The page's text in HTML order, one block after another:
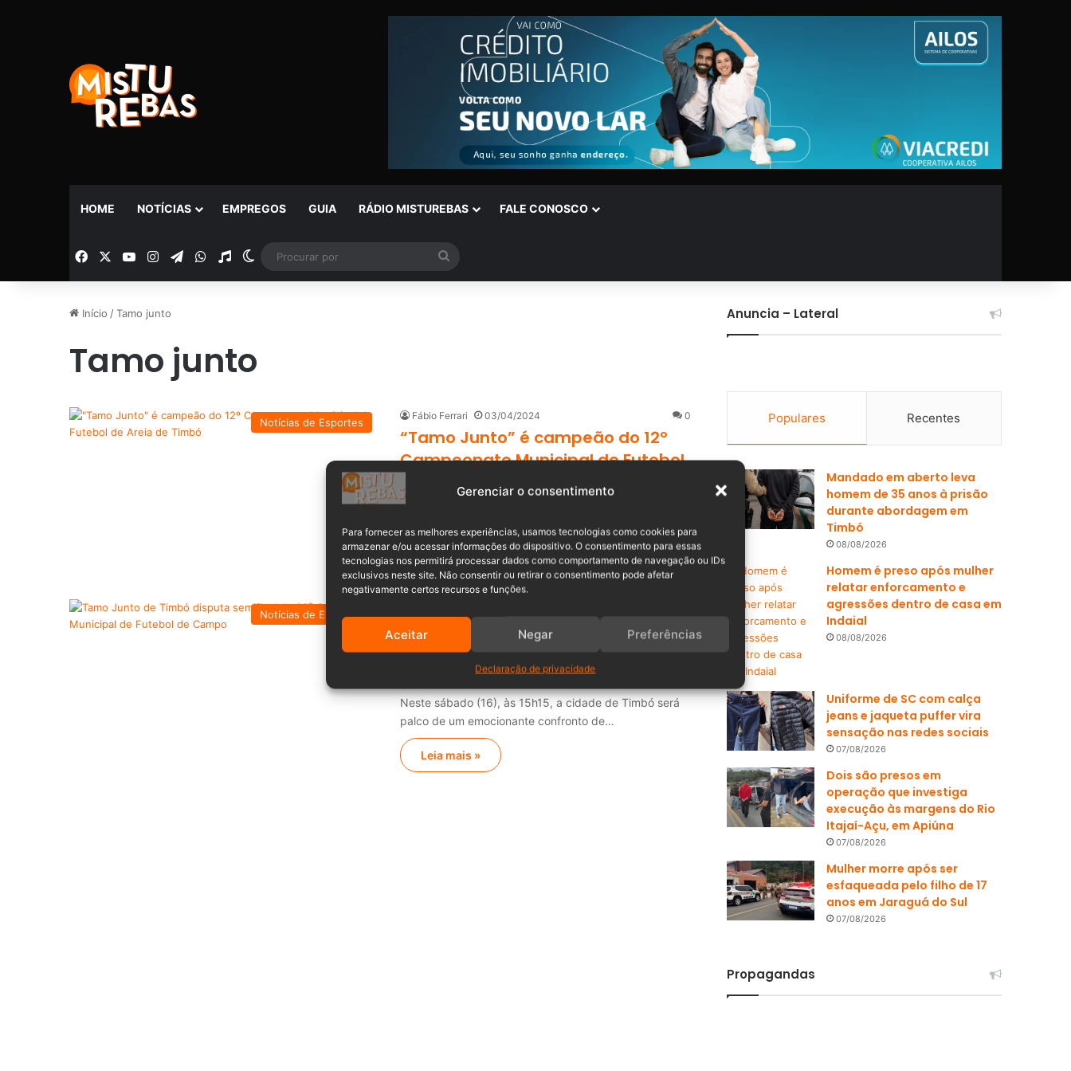
Gerenciar o consentimento
Para fornecer as melhores experiências, usamos tecnologias como cookies para
armazenar e/ou acessar informações do dispositivo. O consentimento para essas
tecnologias nos permitirá processar dados como comportamento de navegação ou IDs
exclusivos neste site. Não consentir ou retirar o consentimento pode afetar
negativamente certos recursos e funções.
Aceitar Negar Preferências
Declaração de privacidade
HOME NOTÍCIAS EMPREGOS GUIA RÁDIO MISTUREBAS FALE CONOSCO
Facebook YouTubeInstagramTelegramWhatsApp
Rádio Switch skin
por
Início /Tamo junto
Tamo junto
Notícias de Esportes
Fábio Ferrari 03/04/2024 0
“Tamo Junto” é campeão do 12º
Campeonato Municipal de Futebol
de Areia de Timbó
março, um excelente público se reuniu para…
Leia mais »
Notícias de Esportes
Tamo Junto de Timbó disputa
semifinal do 33⁰ Campeonato
Municipal de Futebol de Campo
Neste sábado (16), às 15h15, a cidade de Timbó será
palco de um emocionante confronto de…
Leia mais »
Anuncia – Lateral
Populares Recentes
Mandado em aberto leva
homem de 35 anos à prisão
durante abordagem em
Timbó
08/08/2026
Homem é preso após mulher
relatar enforcamento e
agressões dentro de casa em
Indaial
08/08/2026
Uniforme de SC com calça
jeans e jaqueta puffer vira
sensação nas redes sociais
07/08/2026
Dois são presos em
operação que investiga
execução às margens do Rio
Itajaí-Açu, em Apiúna
07/08/2026
Mulher morre após ser
esfaqueada pelo filho de 17
anos em Jaraguá do Sul
07/08/2026
Propagandas